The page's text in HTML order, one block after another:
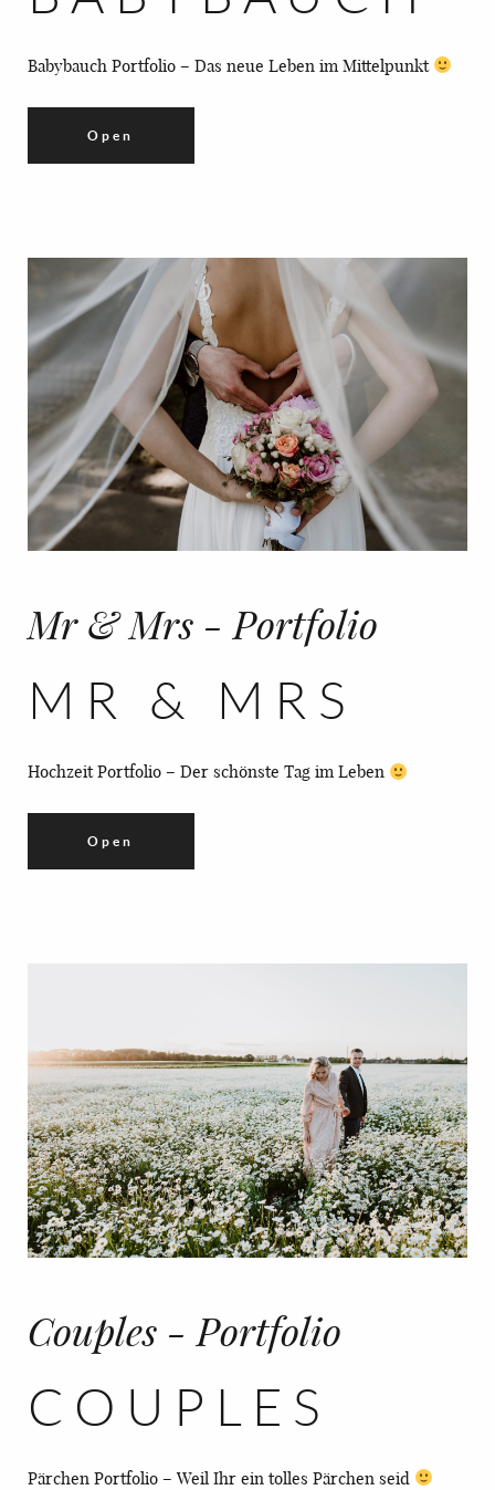
Babybauch Portfolio – Das neue Leben im Mittelpunkt
Open
Mr & Mrs - Portfolio
MR & MRS
Hochzeit Portfolio – Der schönste Tag im Leben
Open
Couples - Portfolio
COUPLES
Pärchen Portfolio – Weil Ihr ein tolles Pärchen seid